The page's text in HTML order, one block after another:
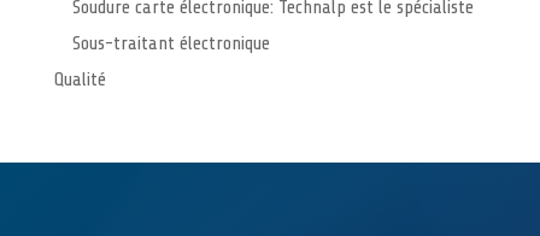
Soudure carte électronique: Technalp est le spécialiste
Sous-traitant électronique
Qualité